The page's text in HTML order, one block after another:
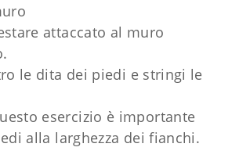
attaccato al muro
le dita dei piedi e stringi le
esercizio è importante
alla larghezza dei fianchi.